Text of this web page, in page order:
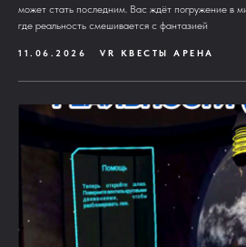
может стать последним. Вас ждёт погружение в
где реальность смешивается с фантазией
11.06.2026 VR КВЕСТЫ АРЕНА